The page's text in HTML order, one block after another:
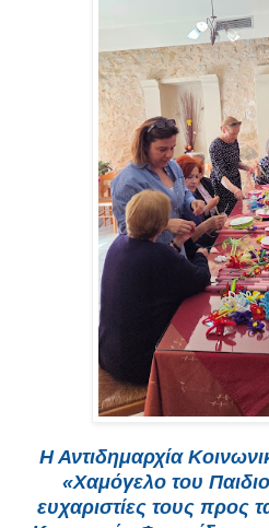
Η Αντιδημαρχία
«Χαμόγελο του
ευχαριστίες τους προς